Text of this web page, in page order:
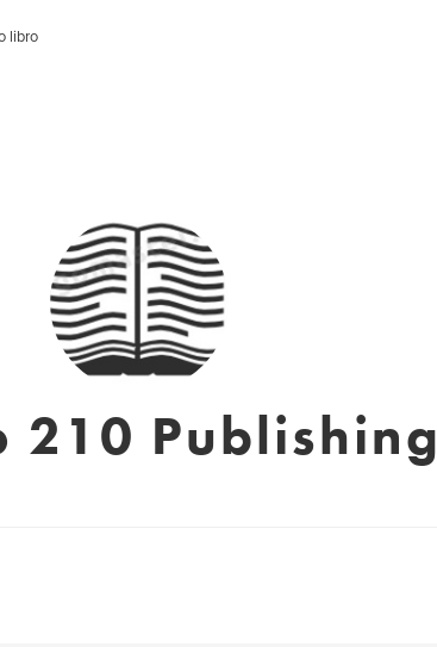
libro
210 Publishing